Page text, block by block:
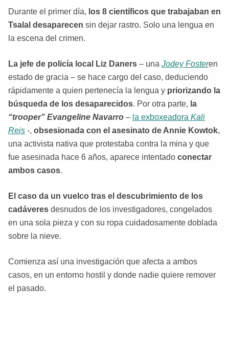
Durante el primer día, los 8 científicos que trabajaban en
Tsalal desaparecen sin dejar rastro. Solo una lengua en
la escena del crimen.
La jefe de policía local Liz Daners – una Jodey Fosteren
estado de gracia – se hace cargo del caso, deduciendo
rápidamente a quien pertenecía la lengua y priorizando la
búsqueda de los desaparecidos. Por otra parte, la
“trooper” Evangeline Navarro – la exboxeadora Kali
Reis -, obsesionada con el asesinato de Annie Kowtok,
una activista nativa que protestaba contra la mina y que
fue asesinada hace 6 años, aparece intentado conectar
ambos casos.
El caso da un vuelco tras el descubrimiento de los
cadáveres desnudos de los investigadores, congelados
en una sola pieza y con su ropa cuidadosamente doblada
sobre la nieve.
Comienza así una investigación que afecta a ambos
casos, en un entorno hostil y donde nadie quiere remover
el pasado.